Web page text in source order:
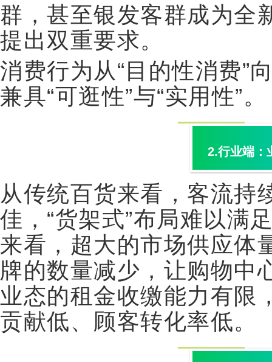
群，甚至银发客群成为全
提出双重要求。
消费行为从“ 目的性消费”
兼具“可逛性”与“实用性”。
2.行业端：
从传统百货来看，客流持
佳， “货架式”布局难以满
来看，超大的市场供应体
牌的数量减少，让购物中
业态的租金收缴能力有限
贡献低、顾客转化率低。